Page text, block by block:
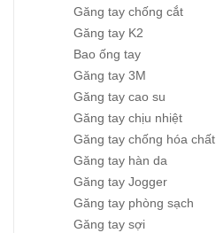
Găng tay chống cắt
Găng tay K2
Bao ống tay
Găng tay 3M
Găng tay cao su
Găng tay chịu nhiệt
Găng tay chống hóa chất
Găng tay hàn da
Găng tay Jogger
Găng tay phòng sạch
Găng tay sợi